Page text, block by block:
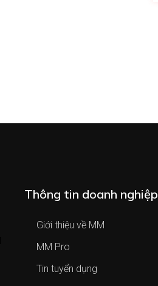
Thông tin doanh nghiệp
Giới thiệu về MM
MM Pro
Tin tuyển dụng